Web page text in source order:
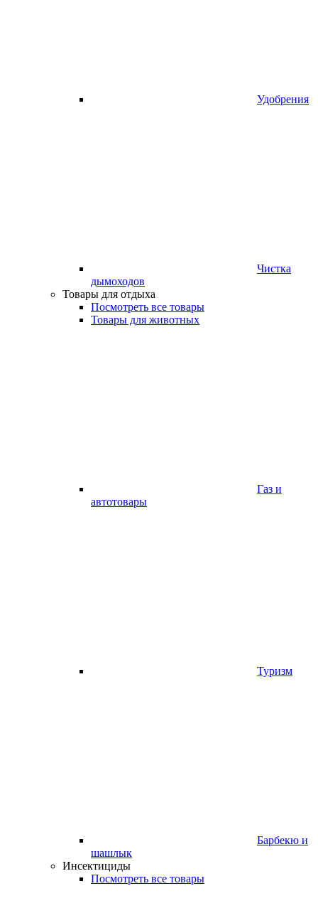
Удобрения
Чистка
дымоходов
Товары для отдыха
Посмотреть все товары
Товары для животных
Газ и
автотовары
Туризм
Барбекю и
шашлык
Инсектициды
Посмотреть все товары